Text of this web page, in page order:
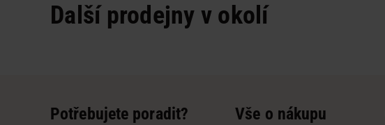
Další prodejny v okolí
Potřebujete poradit? Vše o nákupu